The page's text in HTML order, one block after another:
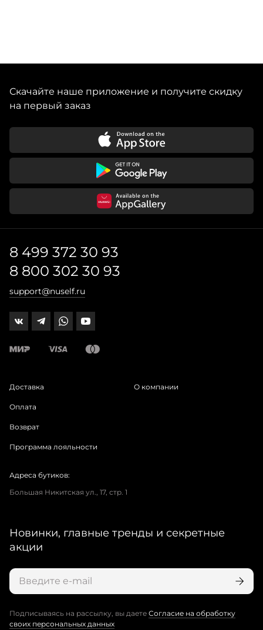
Скачайте наше приложение и получите скидку
на первый заказ
8 499 372 30 93
8 800 302 30 93
support@nuself.ru
Доставка
Оплата
Возврат
Программа лояльности
О компании
Адреса бутиков:
Большая Никитская ул., 17, стр. 1
Новинки, главные тренды и секретные
акции
Подписываясь на рассылку, вы даете Согласие на обработку
своих персональных данных